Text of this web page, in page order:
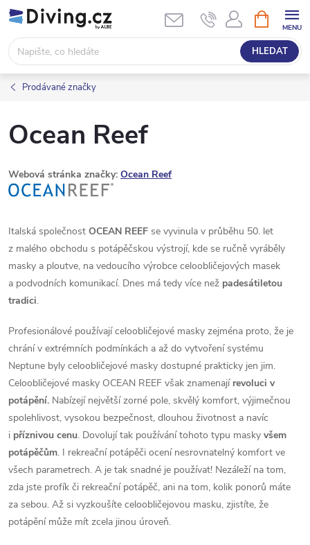
Přejít
na
obsah
HLEDAT
NÁKUPNÍ
KOŠÍK
Prodávané značky
Ocean Reef
Webová stránka značky: Ocean Reef
Italská společnost OCEAN REEF se vyvinula v průběhu 50. let
z malého obchodu s potápěčskou výstrojí, kde se ručně vyráběly
masky a ploutve, na vedoucího výrobce celoobličejových masek
a podvodních komunikací. Dnes má tedy více než padesátiletou
tradici.
Profesionálové používají celoobličejové masky zejména proto, že je
chrání v extrémních podmínkách a až do vytvoření systému
Neptune byly celoobličejové masky dostupné prakticky jen jim.
Celoobličejové masky OCEAN REEF však znamenají revoluci v
potápění. Nabízejí největší zorné pole, skvělý komfort, výjimečnou
spolehlivost, vysokou bezpečnost, dlouhou životnost a navíc
i příznivou cenu. Dovolují tak používání tohoto typu masky všem
potápěčům. I rekreační potápěči ocení nesrovnatelný komfort ve
všech parametrech. A je tak snadné je používat! Nezáleží na tom,
zda jste profík či rekreační potápěč, ani na tom, kolik ponorů máte
za sebou. Až si vyzkoušíte celoobličejovou masku, zjistíte, že
potápění může mít zcela jinou úroveň.